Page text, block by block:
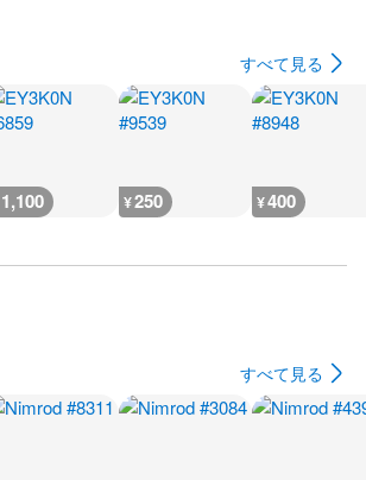
すべて見る
1,100 ¥250 ¥400
すべて見る